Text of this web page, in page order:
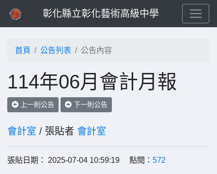
彰化縣立彰化藝術高級中學
首頁 公告列表 公告內容
114年06月會計月報
上一則公告 下一則公告
會計室 / 張貼者 會計室
張貼日期： 2025-07-04 10:59:19 點閱： 572